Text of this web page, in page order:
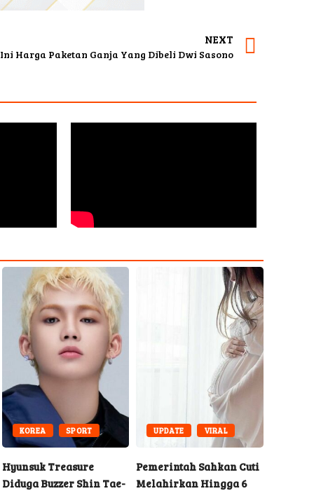
NEXT
Ini Harga Paketan Ganja Yang Dibeli Dwi Sasono
KOREA SPORT
Hyunsuk Treasure
Diduga Buzzer Shin Tae-
UPDATE VIRAL
Pemerintah Sahkan Cuti
Melahirkan Hingga 6